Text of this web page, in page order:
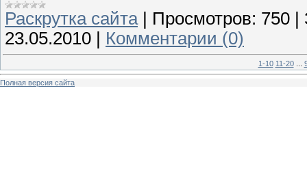
Раскрутка сайта| Просмотров: 750
23.05.2010
Комментарии (0)
1-10 11-20
Полная версия сайта